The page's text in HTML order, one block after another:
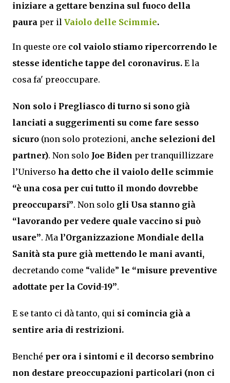
iniziare a gettare benzina sul fuoco della
paura per il Vaiolo delle Scimmie.
In queste ore col vaiolo stiamo ripercorrendo le
stesse identiche tappe del coronavirus. E la
cosa fa' preoccupare.
Non solo i Pregliasco di turno si sono già
lanciati a suggerimenti su come fare sesso
sicuro (non solo protezioni, anche selezioni del
partner). Non solo Joe Biden per tranquillizzare
l’Universo ha detto che il vaiolo delle scimmie
“è una cosa per cui tutto il mondo dovrebbe
preoccuparsi”. Non solo gli Usa stanno già
“lavorando per vedere quale vaccino si può
usare”. Ma l’Organizzazione Mondiale della
Sanità sta pure già mettendo le mani avanti,
decretando come “valide” le “misure preventive
adottate per la Covid-19”.
E se tanto ci dà tanto, qui si comincia già a
sentire aria di restrizioni.
Benché per ora i sintomi e il decorso sembrino
non destare preoccupazioni particolari (non ci